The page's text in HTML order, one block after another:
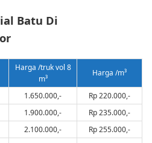
Batu Di
Harga /truk vol 8
m³
Harga /m³
1.650.000,-
Rp 220.000,-
1.900.000,-
Rp 235.000,-
2.100.000,-
Rp 255.000,-